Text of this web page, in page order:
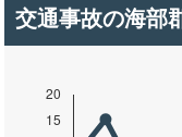
交通事故の海部